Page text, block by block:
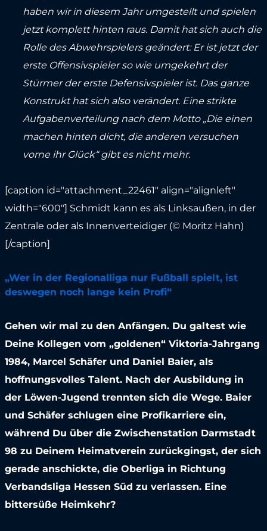
haben wir in diesem Jahr umgestellt und spielen
jetzt komplett hinten raus. Damit hat sich auch die
Rolle des Abwehrspielers geändert: Er ist jetzt der
erste Offensivspieler so wie umgekehrt der
Stürmer der erste Defensivspieler ist. Das ganze
Konstrukt hat sich also verändert. Eine strikte
Aufgabenverteilung nach dem Motto „Die einen
machen hinten dicht, die anderen versuchen
vorne ihr Glück“ gibt es nicht mehr.
[caption id="attachment_22461" align="alignleft"
width="600"] Schmidt kann es als Linksaußen, in der
Zentrale oder als Innenverteidiger (© Moritz Hahn)
[/caption]
„Wer in der Regionalliga nur Fußball spielt, ist
deswegen noch lange kein Profi“
Gehen wir mal zu den Anfängen. Du galtest wie
Deine Kollegen vom „goldenen“ Viktoria-Jahrgang
1984, Marcel Schäfer und Daniel Baier, als
hoffnungsvolles Talent. Nach der Ausbildung in
der Löwen-Jugend trennten sich die Wege. Baier
und Schäfer schlugen eine Profikarriere ein,
während Du über die Zwischenstation Darmstadt
98 zu Deinem Heimatverein zurückgingst, der sich
gerade anschickte, die Oberliga in Richtung
Verbandsliga Hessen Süd zu verlassen. Eine
bittersüße Heimkehr?